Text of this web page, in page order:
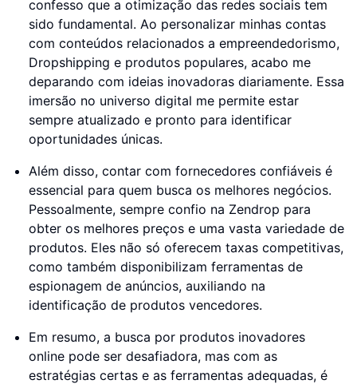
confesso que a otimização das redes sociais tem
sido fundamental. Ao personalizar minhas contas
com conteúdos relacionados a empreendedorismo,
Dropshipping e produtos populares, acabo me
deparando com ideias inovadoras diariamente. Essa
imersão no universo digital me permite estar
sempre atualizado e pronto para identificar
oportunidades únicas.
Além disso, contar com fornecedores confiáveis é
essencial para quem busca os melhores negócios.
Pessoalmente, sempre confio na Zendrop para
obter os melhores preços e uma vasta variedade de
produtos. Eles não só oferecem taxas competitivas,
como também disponibilizam ferramentas de
espionagem de anúncios, auxiliando na
identificação de produtos vencedores.
Em resumo, a busca por produtos inovadores
online pode ser desafiadora, mas com as
estratégias certas e as ferramentas adequadas, é